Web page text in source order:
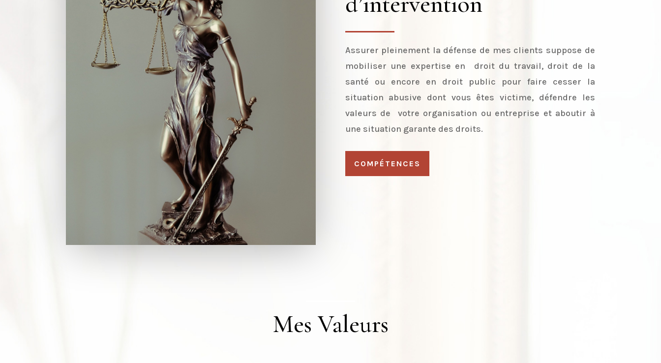
Assurer pleinement la défense de mes clients suppose de
mobiliser une expertise en droit du travail, droit de la
santé ou encore en droit public pour faire cesser la
situation abusive dont vous êtes victime, défendre les
valeurs de votre organisation ou entreprise et aboutir à
une situation garante des droits.
COMPÉTENCES
Mes Valeurs